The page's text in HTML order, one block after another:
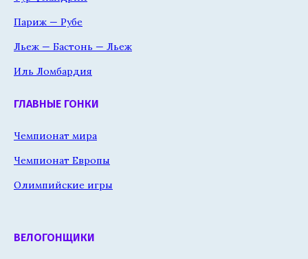
Париж — Рубе
Льеж — Бастонь — Льеж
Иль Ломбардия
ГЛАВНЫЕ ГОНКИ
Чемпионат мира
Чемпионат Европы
Олимпийские игры
ВЕЛОГОНЩИКИ